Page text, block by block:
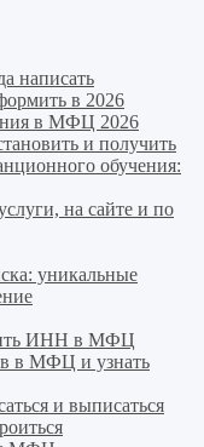
написать
в 2026
в МФЦ 2026
и получить
обучения:
на сайте и по
уникальные
ИНН в МФЦ
в МФЦ и узнать
и выписаться